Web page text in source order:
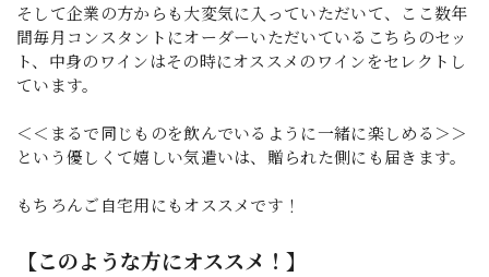
そして企業の方からも大変気に入っていただいて、ここ数年
間毎月コンスタントにオーダーいただいているこちらのセッ
ト、中身のワインはその時にオススメのワインをセレクトし
ています。
＜＜まるで同じものを飲んでいるように一緒に楽しめる＞＞
という優しくて嬉しい気遣いは、贈られた側にも届きます。
もちろんご自宅用にもオススメです！
【このような方にオススメ！】